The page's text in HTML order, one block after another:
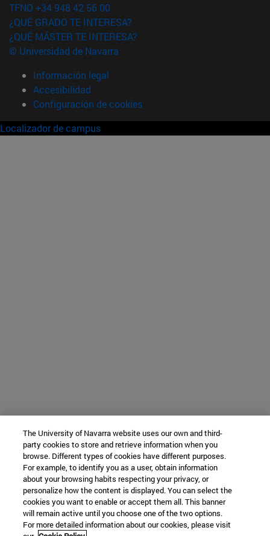
TFNO +34 948 42 56 00
¿QUÉ GRADO TE INTERESA?
¿QUÉ MÁSTER TE INTERESA?
© Universidad de Navarra
Información legal
Accesibilidad
Configuración de cookies
Localizador de campus
The University of Navarra website uses our own and third-
party cookies to store and retrieve information when you
browse. Different types of cookies have different purposes.
For example, to identify you as a user, obtain information
about your browsing habits respecting your privacy, or
personalize how the content is displayed. You can select the
cookies you want to enable or accept them all. This banner
will remain active until you choose one of the two options.
For more detailed information about our cookies, please visit